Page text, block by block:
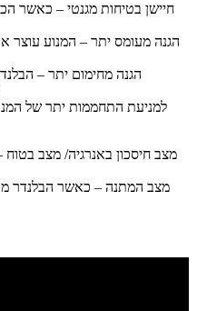
למניעת התחממות יתר של